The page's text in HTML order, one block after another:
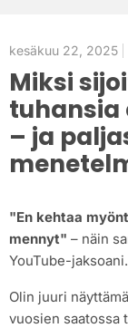
kesäkuu 22, 2025
Miksi
tuhansia
– ja
"En kehtaa
mennyt" – näin
YouTube-jaksoani.
Olin juuri
vuosien saatossa